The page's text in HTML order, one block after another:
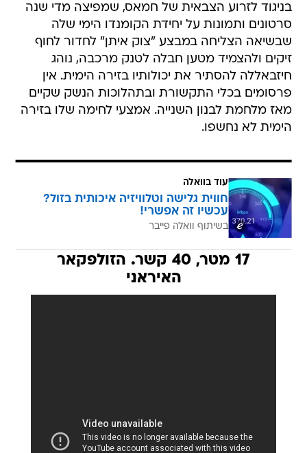
בניגוד לזרוע הצבאית של חמאס, שמפיצה מדי שנה
סרטונים ותמונות על יחידת הקומנדו הימי שלה
שבשיאה הצליחה במבצע "צוק איתן" לחדור לחוף
זיקים ולהצמיד מטען חבלה לטנק מרכבה, נוהג
חיזבאללה להסתיר את יכולותיו בזירה הימית. אין
פרסומים בכלי התקשורת ובתהלוכות הנשק שקיים
מאז מלחמת לבנון השנייה. אמצעי לחימה שלו בזירה
הימית לא נחשפו.
עוד בוואלה
חווית גלישה וטלוויזיה איכותית בזול?
עכשיו זה אפשרי!
בשיתוף וואלה פייבר
17 מטר, 40 קשר. הזולפקאר
האיראני